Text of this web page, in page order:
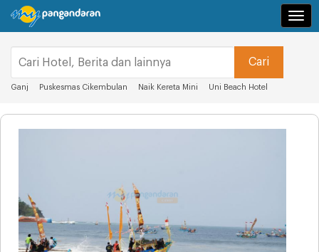
Ganj Puskesmas Cikembulan Naik Kereta Mini Uni Beach Hotel